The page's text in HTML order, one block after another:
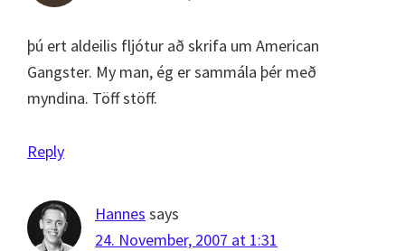
þú ert aldeilis fljótur að skrifa um American
Gangster. My man, ég er sammála þér með
myndina. Töff stöff.
Reply
Hannes says
24. November, 2007 at 1:31